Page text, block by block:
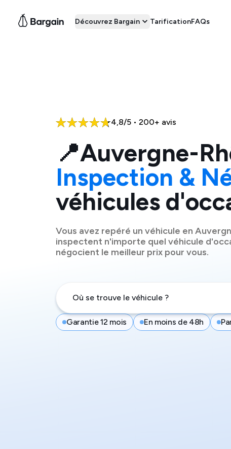
Découvrez Bargain TarificationFAQs
4,8/5 • 200+ avis
📍Auvergne-
Inspection &
véhicules
Vous avez repéré un véhicule en
inspectent n'importe quel véhicule
négocient le meilleur prix pour vous.
Garantie 12 mois En moins de 48h